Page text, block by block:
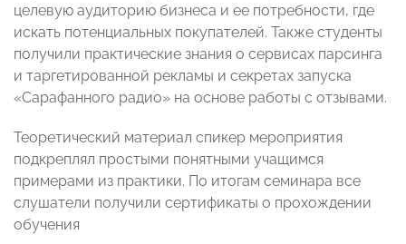
целевую аудиторию бизнеса и ее потребности, где
искать потенциальных покупателей. Также студенты
получили практические знания о сервисах парсинга
и таргетированной рекламы и секретах запуска
«Сарафанного радио» на основе работы с отзывами.
Теоретический материал спикер мероприятия
подкреплял простыми понятными учащимся
примерами из практики. По итогам семинара все
слушатели получили сертификаты о прохождении
обучения